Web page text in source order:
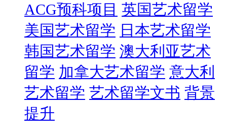
ACG预科项目 英国艺术留学
美国艺术留学 日本艺术留学
韩国艺术留学 澳大利亚艺术
留学 加拿大艺术留学 意大利
艺术留学 艺术留学文书 背景
提升